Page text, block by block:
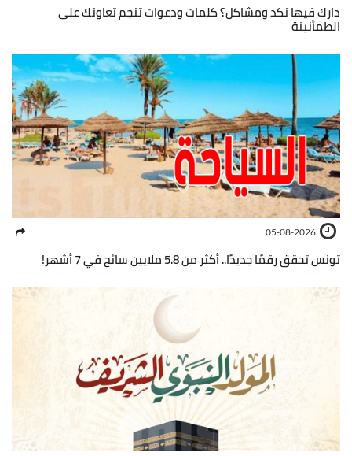
دارك فيها نكد ومشاكل؟ كلمات ودعوات تنجم تعاونك على
الطمأنينة
05-08-2026
تونس تحقق رقمًا جديدًا.. أكثر من 5.8 ملايين سائح في 7 أشهر!